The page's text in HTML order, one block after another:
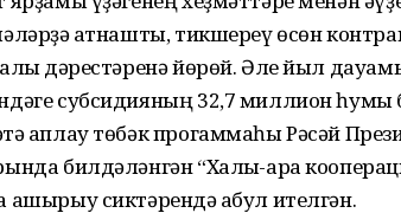
ҡатнашты, тикшереү өсөн
дәрестәренә йөрөй. Әле йыл
субсидияның 32,7 миллион
ҡаплау төбәк прогаммаһы Рәсәй
билдәләнгән “Халыҡ-ара
ашырыу сиктәрендә ҡабул ителгән.